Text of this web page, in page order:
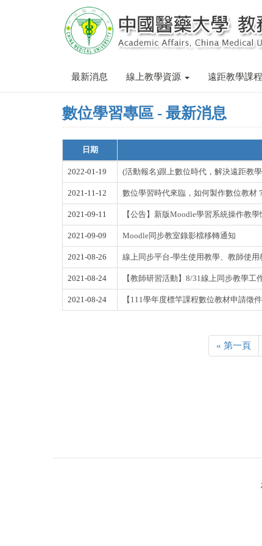
最新消息 線上教學資源 遠距教學課
數位學習專區 - 最新消息
日期
2022-01-19 (活動報名)跟上數位時代，解決遠距教
2021-11-12 數位學習時代來臨，如何製作數位教材
2021-09-11 【公告】新版Moodle學習系統操作教
2021-09-09 Moodle同步教室錄影檔移轉通知
2021-08-26 線上同步平台-學生使用教學、教師使用
2021-08-24 【教師研習活動】8/31線上同步教學
2021-08-24 【111學年度標竿課程數位教材申請徵
« 第一頁